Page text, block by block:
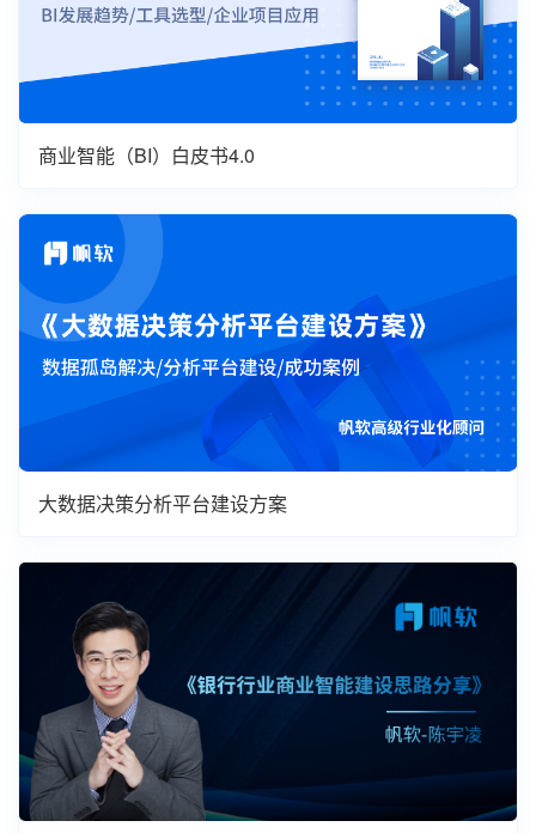
商业智能（BI）白皮书4.0
大数据决策分析平台建设方案